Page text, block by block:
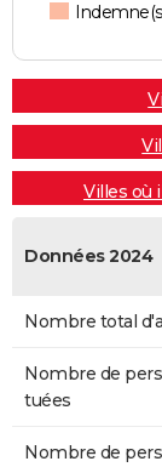
Villes où
Données 2024
Nombre total
Nombre de
tuées
Nombre de